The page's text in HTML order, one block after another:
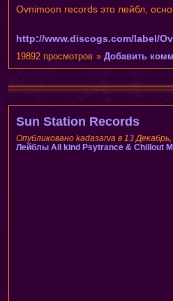
Ovnimoon records это лейбл,
http://www.discogs.com/label/
»Добавить
19892 просмотров
Sun Station Records
Опубликовано kadasarva в 13
Лейблы All kind Psytrance & Chillout